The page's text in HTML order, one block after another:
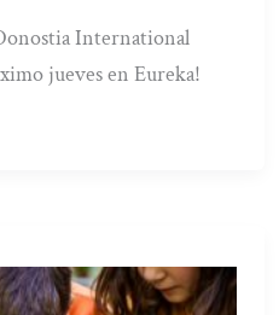
International
jueves en Eureka!